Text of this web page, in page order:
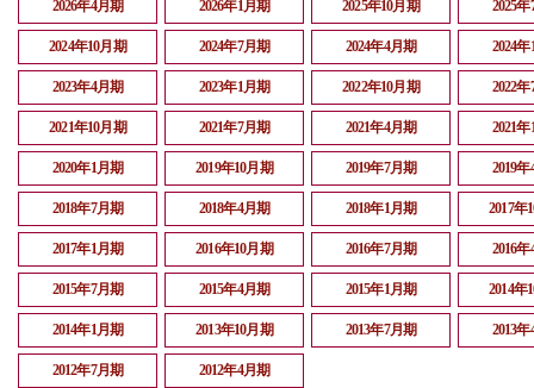
2026年4月期 2026年1月期 2025年10月期 2025
2024年10月期 2024年7月期 2024年4月期 2024
2023年4月期 2023年1月期 2022年10月期 2022
2021年10月期 2021年7月期 2021年4月期 2021
2020年1月期 2019年10月期 2019年7月期 2019
2018年7月期 2018年4月期 2018年1月期 2017年
2017年1月期 2016年10月期 2016年7月期 2016
2015年7月期 2015年4月期 2015年1月期 2014年
2014年1月期 2013年10月期 2013年7月期 2013
2012年7月期 2012年4月期